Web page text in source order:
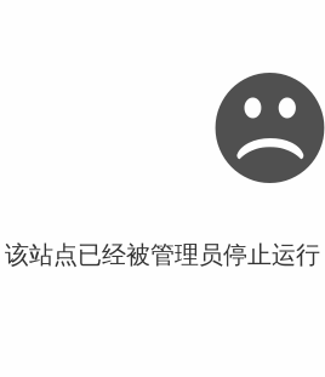
站点已经被管理员停止运